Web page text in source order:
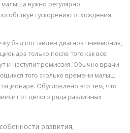
малыша нужно регулярно
ускорению отхождения
был поставлен диагноз пневмония,
только после того как все
и наступит ремиссия. Обычно врачи
того сколько времени малыш
Обусловлено это тем, что
от целого ряда различных
развития;